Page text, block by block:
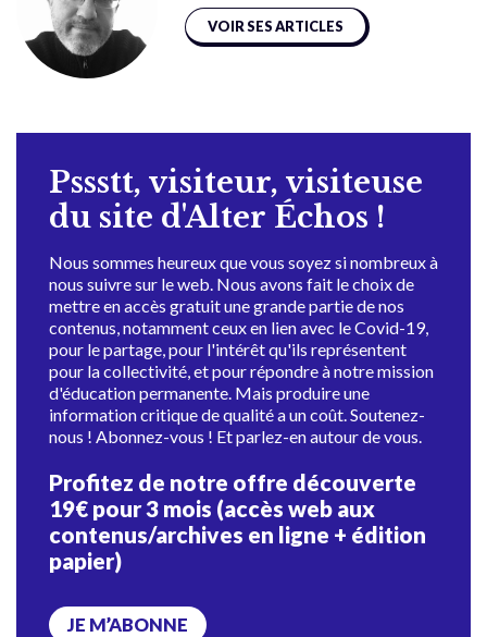
VOIR SES ARTICLES
Pssstt, visiteur, visiteuse
du site d'Alter Échos !
Nous sommes heureux que vous soyez si nombreux à
nous suivre sur le web. Nous avons fait le choix de
mettre en accès gratuit une grande partie de nos
contenus, notamment ceux en lien avec le Covid-19,
pour le partage, pour l'intérêt qu'ils représentent
pour la collectivité, et pour répondre à notre mission
d'éducation permanente. Mais produire une
information critique de qualité a un coût. Soutenez-
nous ! Abonnez-vous ! Et parlez-en autour de vous.
Profitez de notre offre découverte
19€ pour 3 mois (accès web aux
contenus/archives en ligne + édition
papier)
JE M’ABONNE